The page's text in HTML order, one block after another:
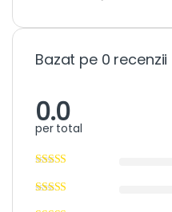
Bazat pe 0 recenzii
0.0
per total